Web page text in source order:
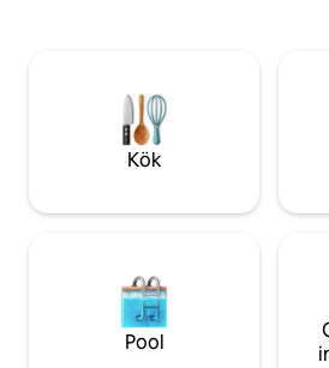
annat uppleva älgar och havsörnar på
nära håll. Perfekt stuga för den som
fiska, njuta av naturen och stugkul.
Kök
Pool